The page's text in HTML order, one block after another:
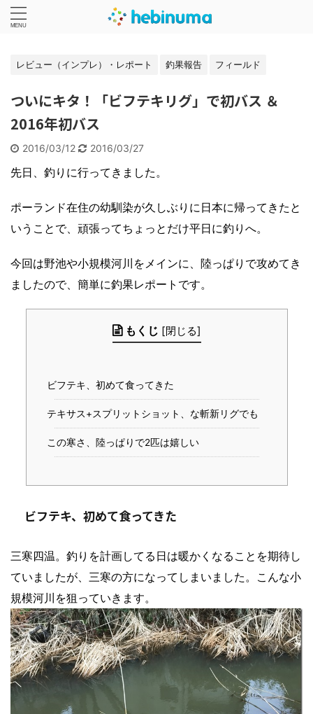
レビュー（インプレ）・レポート 釣果報告 フィールド
ついにキタ！「ビフテキリグ」で初バス ＆
2016年初バス
2016/03/12 2016/03/27
先日、釣りに行ってきました。
ポーランド在住の幼馴染が久しぶりに日本に帰ってきたと
いうことで、頑張ってちょっとだけ平日に釣りへ。
今回は野池や小規模河川をメインに、陸っぱりで攻めてき
ましたので、簡単に釣果レポートです。
もくじ [閉じる]
ビフテキ、初めて食ってきた
テキサス+スプリットショット、な斬新リグでも
この寒さ、陸っぱりで2匹は嬉しい
ビフテキ、初めて食ってきた
三寒四温。釣りを計画してる日は暖かくなることを期待し
ていましたが、三寒の方になってしまいました。こんな小
規模河川を狙っていきます。